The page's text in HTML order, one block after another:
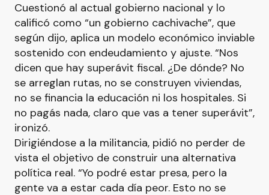
Cuestionó al actual gobierno nacional y lo
calificó como “un gobierno cachivache”, que
según dijo, aplica un modelo económico inviable
sostenido con endeudamiento y ajuste. “Nos
dicen que hay superávit fiscal. ¿De dónde? No
se arreglan rutas, no se construyen viviendas,
no se financia la educación ni los hospitales. Si
no pagás nada, claro que vas a tener superávit”,
ironizó.
Dirigiéndose a la militancia, pidió no perder de
vista el objetivo de construir una alternativa
política real. “Yo podré estar presa, pero la
gente va a estar cada día peor. Esto no se